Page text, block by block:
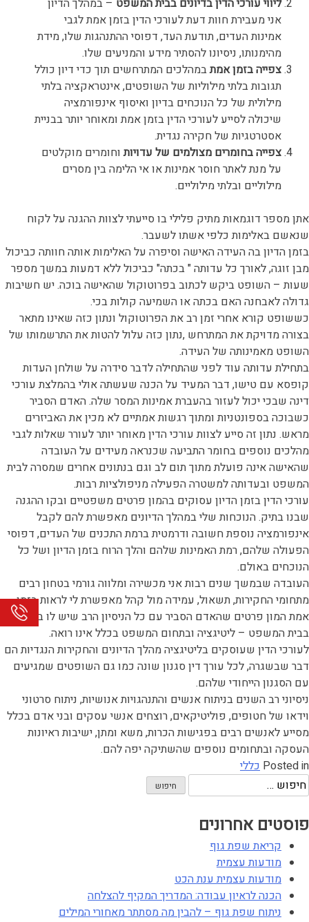
ליווי עורכי הדין בדיונים בבית המשפט – במהלך הדיון
אני מעבירת חוות דעת לעורכי הדין בזמן אמת לגבי
אמינות העדים, תודעת העד, דפוסי ההתנהגות שלו, מידת
מהימנותו, ניסיונו להסתיר מידע והמניעים שלו.
צפייה בזמן אמתבמהלכים המתרחשים תוך כדי דיון כולל
תגובות בלתי מילוליות של השופטים, אינטראקציה בלתי
מילולית של כל הנוכחים בדיון ואיסוף אינפורמציה
שיכולה לסייע לעורכי הדין בזמן אמת ומאוחר יותר בבניית
אסטרטגיות של חקירה נגדית.
צפייה בחומרים מצולמים של עדויותוחומרים מוקלטים
על מנת לאתר חוסר אמינות או אי הלימה בין מסרים
מילוליים ובלתי מילוליים.
אתן מספר דוגמאות מתיק פלילי בו סייעתי לצוות ההגנה על לקוח
שנאשם באלימות כלפי אשתו לשעבר.
בזמן הדיון בה העידה האישה וסיפרה על האלימות אותה חוותה כביכול
מבן זוגה, לאורך כל עדותה " בכתה" כביכול ללא דמעות במשך מספר
שעות – השופט ביקש לכתוב בפרוטוקול שהאישה בוכה. יש חשיבות
גדולה לאבחנה האם בכתה או השמיעה קולות בכי.
כששופט קורא אחרי זמן רב את הפרוטוקול ונתון כזה שאינו מתאר
בצורה מדויקת את המתרחש ,נתון כזה עלול להטות את התרשמותו של
השופט מאמינותה של העידה.
בתחילת עדותה עוד לפני שהתחילה לדבר סידרה על שולחן העדות
קופסא עם טישו, דבר המעיד על הכנה שעשתה אולי בהמלצת עורכי
דינה שבכי יכול לעזור בהעברת אמינות המסר שלה. האדם הסביר
כשבוכה בספונטניות ומתוך רגשות אמתיים לא מכין את האביזרים
מראש. נתון זה סייע לצוות עורכי הדין מאוחר יותר לעורר שאלות לגבי
מהלכים נוספים בחומר התביעה שכנראה מעידים על העובדה
שהאישה אינה פועלת מתוך תום לב וגם בנתונים אחרים שמסרה לבית
המשפט ובעדותה למשטרה הפעילה מניפולציות רבות.
עורכי הדין בזמן הדיון עסוקים בהמון פרטים משפטיים ובקו ההגנה
שבנו בתיק. הנוכחות שלי במהלך הדיונים מאפשרת להם לקבל
אינפורמציה נוספת חשובה ודרמטית ברמת התכנים של העדים, דפוסי
הפעולה שלהם, רמת האמינות שלהם והלך הרוח בזמן הדיון ושל כל
הנוכחים באולם.
העובדה שבמשך שנים רבות אני מכשירה ומלווה גורמי בטחון רבים
מתחומי החקירות, תשאול, עמידה מול קהל מאפשרת לי לראות בזמן
אמת המון פרטים שהאדם הסביר עם כל הניסיון הרב שיש לו בהופעה
בבית המשפט – ליטיגציה ובתחום המשפט בכלל אינו רואה.
לעורכי הדין שעוסקים בליטיגציה מהלך הדיונים והחקירות הנגדיות הם
דבר שבשגרה, לכל עורך דין סגנון שונה כמו גם השופטים שמגיעים
עם הסגנון הייחודי שלהם.
ניסיוני רב השנים בניתוח אנשים והתנהגויות אנושיות, ניתוח סרטוני
וידאו של חטופים, פוליטיקאים, רוצחים אנשי עסקים ובני אדם בכלל
מסייע לאנשים רבים בפגישות הכרות, משא ומתן, ישיבות ראיונות
העסקה ובתחומים נוספים שהשתיקה יפה להם.
Posted in כללי
פוסטים אחרונים
קריאת שפת גוף
מודעות עצמית
מודעות עצמית ענת הכט
הכנה לראיון עבודה: המדריך המקיף להצלחה
ניתוח שפת גוף – להבין מה מסתתר מאחורי המילים